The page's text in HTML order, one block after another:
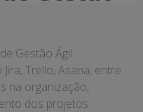
Gestão Ágil
Trello, Asana, entre
na organização,
dos projetos.